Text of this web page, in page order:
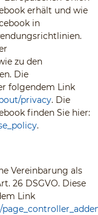
erhält und wie
in
zu den
Die
folgendem Link
privacy. Die
finden Sie hier:
.
Vereinbarung als
26 DSGVO. Diese
Link